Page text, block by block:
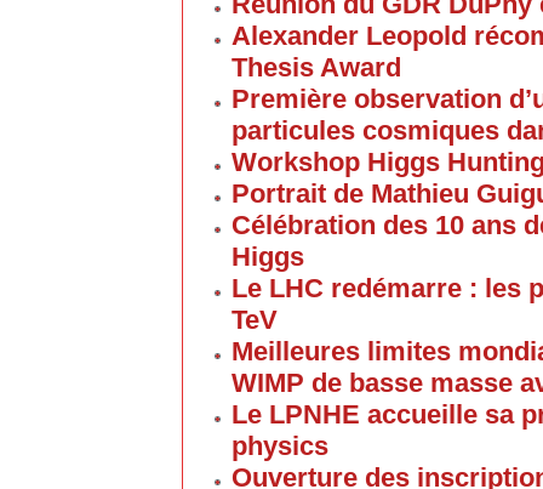
Alexander Leopold
Thesis Award
Première observation
particules cosmiques
Workshop Higgs
Portrait de Mathieu
Célébration des 10 ans
Higgs
Le LHC redémarre : les
TeV
Meilleures limites
WIMP de basse masse
Le LPNHE accueille sa
physics
Ouverture des